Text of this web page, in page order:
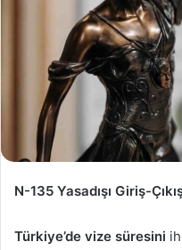
N-135 Yasadışı Giriş-
Türkiye’de vize süresini